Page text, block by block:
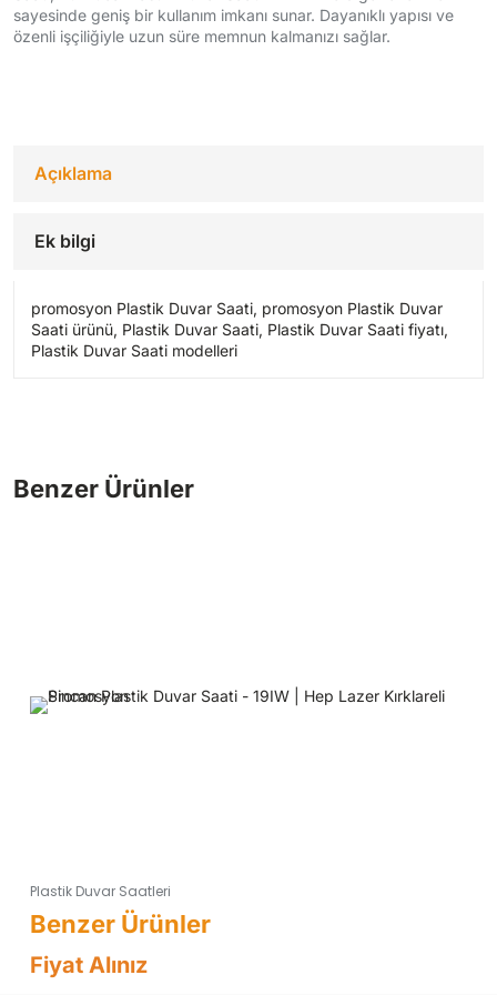
sayesinde geniş bir kullanım imkanı sunar. Dayanıklı yapısı ve
özenli işçiliğiyle uzun süre memnun kalmanızı sağlar.
Açıklama
Ek bilgi
promosyon Plastik Duvar Saati, promosyon Plastik Duvar
Saati ürünü, Plastik Duvar Saati, Plastik Duvar Saati fiyatı,
Plastik Duvar Saati modelleri
Plastik Duvar Saatleri
Fiyat Alınız